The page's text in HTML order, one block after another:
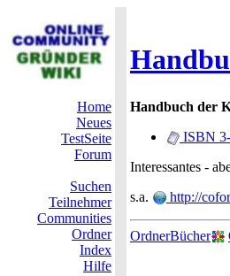
Home
Neues
TestSeite
Forum
Suchen
Teilnehmer
Communities
Ordner
Index
Hilfe
Handbuch der
ISBN
Interessantes -
s.a.
http://
OrdnerBücher